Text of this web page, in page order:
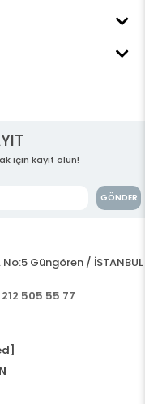
için kayıt olun!
GÖNDER
Güngören / İSTANBUL
505 55 77